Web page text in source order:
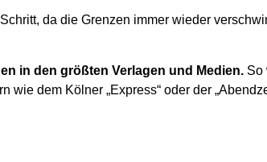
da die Grenzen immer wieder
in den größten Verlagen und Medien. So
wie dem Kölner „Express“ oder der